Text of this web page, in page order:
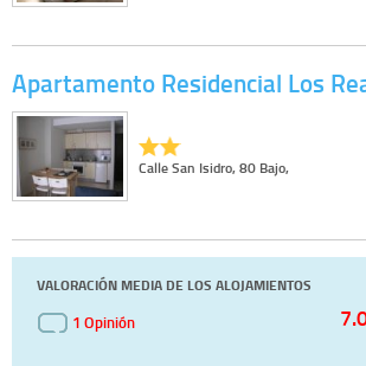
Apartamento Residencial Los
Calle San Isidro, 80 Bajo,
VALORACIÓN MEDIA DE LOS ALOJAMIENTOS
1 Opinión